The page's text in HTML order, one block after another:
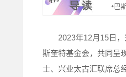
•巴
2023年12月15日，兴
斯奎特基金会，共同呈
士、兴业太古汇联席总